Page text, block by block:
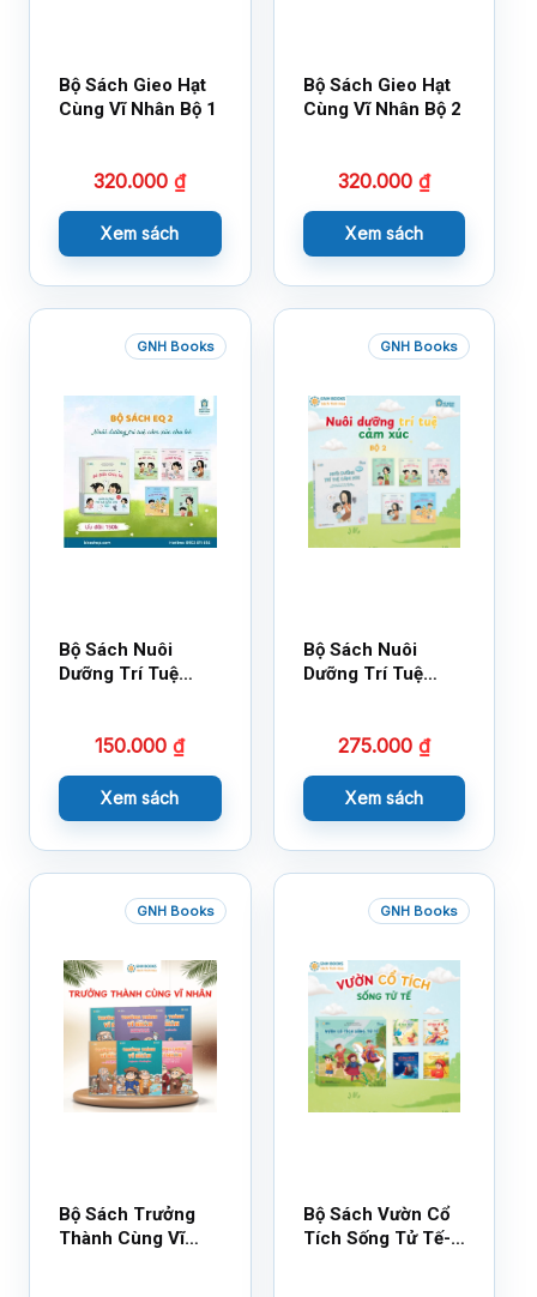
Bộ Sách Gieo Hạt
Cùng Vĩ Nhân Bộ 1
320.000₫
Xem sách
Bộ Sách Gieo Hạt
Cùng Vĩ Nhân Bộ 2
320.000 ₫
Xem sách
GNH Books
Bộ Sách Nuôi
Dưỡng Trí Tuệ
150.000₫
Xem sách
GNH Books
Bộ Sách Nuôi
Dưỡng Trí Tuệ
275.000 ₫
Xem sách
GNH Books
Bộ Sách Trưởng
Thành Cùng Vĩ
GNH Books
Bộ Sách Vườn Cổ
Tích Sống Tử Tế-